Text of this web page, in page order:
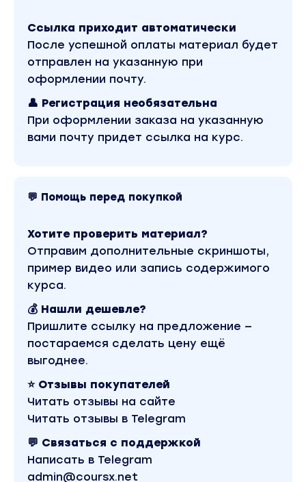
Программа курса:
Перепрошивка «Переход»
Завершение уходящего 2022 года и
начала нового 2023 года
того, что забирает вашу энергию на
желаемого
чувств (обид, страхов, гнева, разочарования),
чтобы высвободить ресурс для нового
-Проведете аудит жизни и обнаружите, что в
отягащает в вас, а что наполняет
-Поставите намерение на новый 2023 год и
поймете, как Создатель наилучшим образом
приведет вас к желаемым результатам
Модуль 1. Активы и распаковка создателя
В результате модуля вы:
-Распакуете сознание создателя:
ты или предпринимают тебя?
-Проанализируете активы, которые у вас есть
поймете, как применить
Ссылка приходит автоматически
После успешной оплаты материал будет
отправлен на указанную при
оформлении почту.
👤 Регистрация необязательна
При оформлении заказа на указанную
вами почту придет ссылка на курс.
💬 Помощь перед покупкой
Хотите проверить материал?
Отправим дополнительные скриншоты,
пример видео или запись содержимого
курса.
💰 Нашли дешевле?
Пришлите ссылку на предложение —
постараемся сделать цену ещё
выгоднее.
⭐ Отзывы покупателей
Читать отзывы на сайте
Читать отзывы в Telegram
💬 Связаться с поддержкой
Написать в Telegram
admin@coursx.net